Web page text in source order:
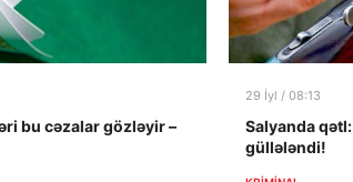
bu cəzalar gözləyir –
29 İyl / 08:13
Salyanda
güllələndi!